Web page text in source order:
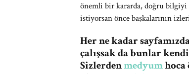
önemli bir kararda, doğru bilgiyi
istiyorsan önce başkalarının
Her ne kadar
çalışsak da bunlar
Sizlerdenmedyum